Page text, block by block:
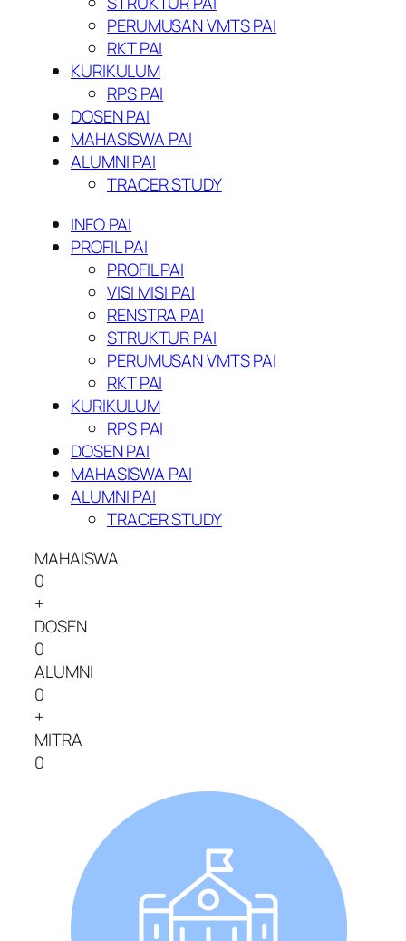
PERUMUSAN VMTS PAI
RKT PAI
KURIKULUM
RPS PAI
DOSEN PAI
MAHASISWA PAI
ALUMNI PAI
TRACER STUDY
INFO PAI
PROFIL PAI
PROFIL PAI
VISI MISI PAI
RENSTRA PAI
STRUKTUR PAI
PERUMUSAN VMTS PAI
RKT PAI
KURIKULUM
RPS PAI
DOSEN PAI
MAHASISWA PAI
ALUMNI PAI
TRACER STUDY
MAHAISWA
0
+
DOSEN
0
ALUMNI
0
+
MITRA
0